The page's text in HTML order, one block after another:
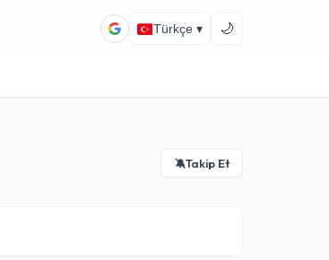
Türkçe ▾ 🌙
🔕Takip Et